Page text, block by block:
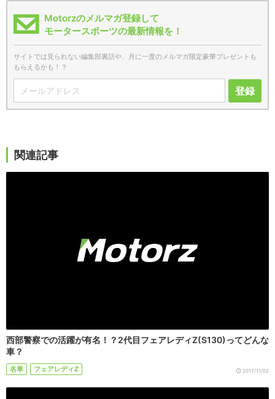
Motorzのメルマガ登録して
モータースポーツの最新情報を！
サイトでは見られない編集部裏話や、月に一度のメルマガ限定豪華プレゼントも
もらえるかも！？
登録
関連記事
西部警察での活躍が有名！？2代目フェアレディZ(S130)ってどんな
車？
名車 フェアレディZ 2017/11/02